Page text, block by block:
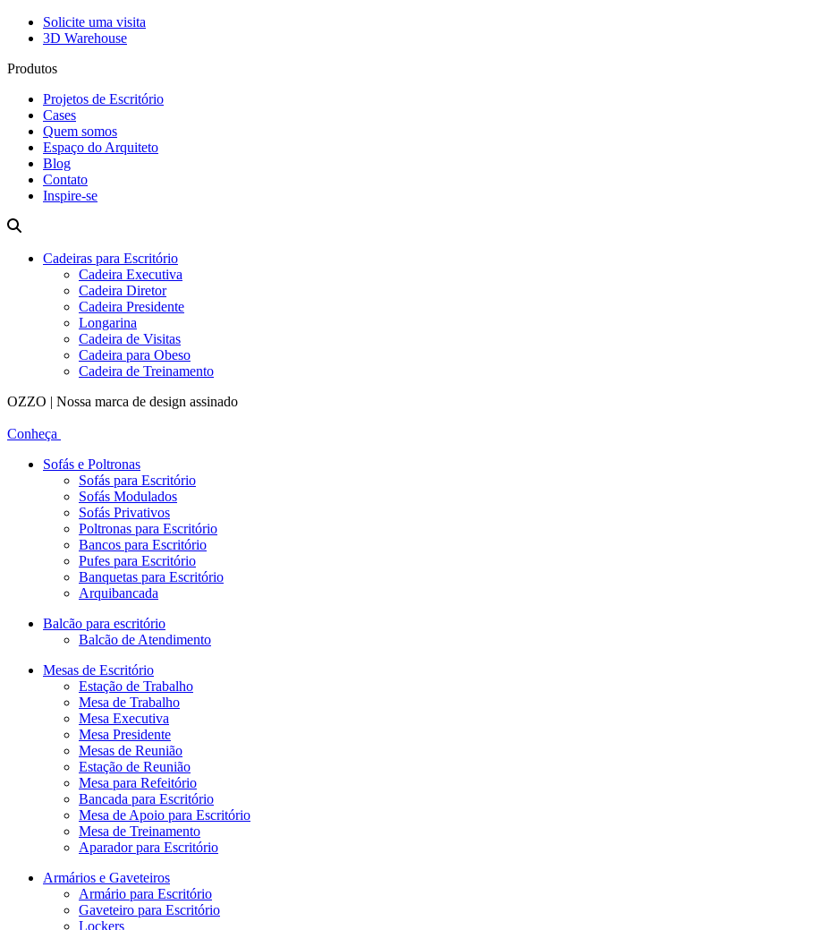
Solicite uma visita
3D Warehouse
Produtos
Projetos de Escritório
Cases
Quem somos
Espaço do Arquiteto
Blog
Contato
Inspire-se
Cadeiras para Escritório
Cadeira Executiva
Cadeira Diretor
Cadeira Presidente
Longarina
Cadeira de Visitas
Cadeira para Obeso
Cadeira de Treinamento
OZZO | Nossa marca de design assinado
Conheça
Sofás e Poltronas
Sofás para Escritório
Sofás Modulados
Sofás Privativos
Poltronas para Escritório
Bancos para Escritório
Pufes para Escritório
Banquetas para Escritório
Arquibancada
Balcão para escritório
Balcão de Atendimento
Mesas de Escritório
Estação de Trabalho
Mesa de Trabalho
Mesa Executiva
Mesa Presidente
Mesas de Reunião
Estação de Reunião
Mesa para Refeitório
Bancada para Escritório
Mesa de Apoio para Escritório
Mesa de Treinamento
Aparador para Escritório
Armários e Gaveteiros
Armário para Escritório
Gaveteiro para Escritório
Lockers